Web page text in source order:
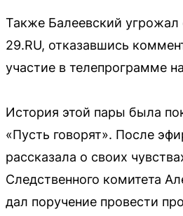
Также Балеевский
29.RU, отказавшись
участие в телепрограмме
История этой пары была
«Пусть говорят». После
рассказала о своих
Следственного комитета
дал поручение провести